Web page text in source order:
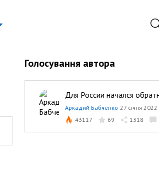
Голосування автора
Для России начался
Аркадий Бабченко 27 січня
43117
69 1318